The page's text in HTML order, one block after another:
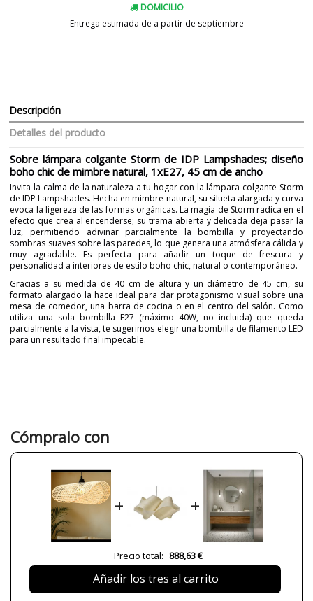
DOMICILIO
Entrega estimada de a partir de septiembre
Descripción
Detalles del producto
Sobre lámpara colgante Storm de IDP Lampshades; diseño
boho chic de mimbre natural, 1xE27, 45 cm de ancho
Invita la calma de la naturaleza a tu hogar con la lámpara colgante Storm
de IDP Lampshades. Hecha en mimbre natural, su silueta alargada y curva
evoca la ligereza de las formas orgánicas. La magia de Storm radica en el
efecto que crea al encenderse; su trama abierta y delicada deja pasar la
luz, permitiendo adivinar parcialmente la bombilla y proyectando
sombras suaves sobre las paredes, lo que genera una atmósfera cálida y
muy agradable. Es perfecta para añadir un toque de frescura y
personalidad a interiores de estilo boho chic, natural o contemporáneo.
Gracias a su medida de 40 cm de altura y un diámetro de 45 cm, su
formato alargado la hace ideal para dar protagonismo visual sobre una
mesa de comedor, una barra de cocina o en el centro del salón. Como
utiliza una sola bombilla E27 (máximo 40W, no incluida) que queda
parcialmente a la vista, te sugerimos elegir una bombilla de filamento LED
para un resultado final impecable.
Alto (cm)
Diámetro (cm)
a partir de septiembre
Alimentación
230V
E27
Potencia en Vatios
No
Nº bombillas necesarias
1
Cómpralo con
+ +
Precio total: 888,63 €
Añadir los tres al carrito